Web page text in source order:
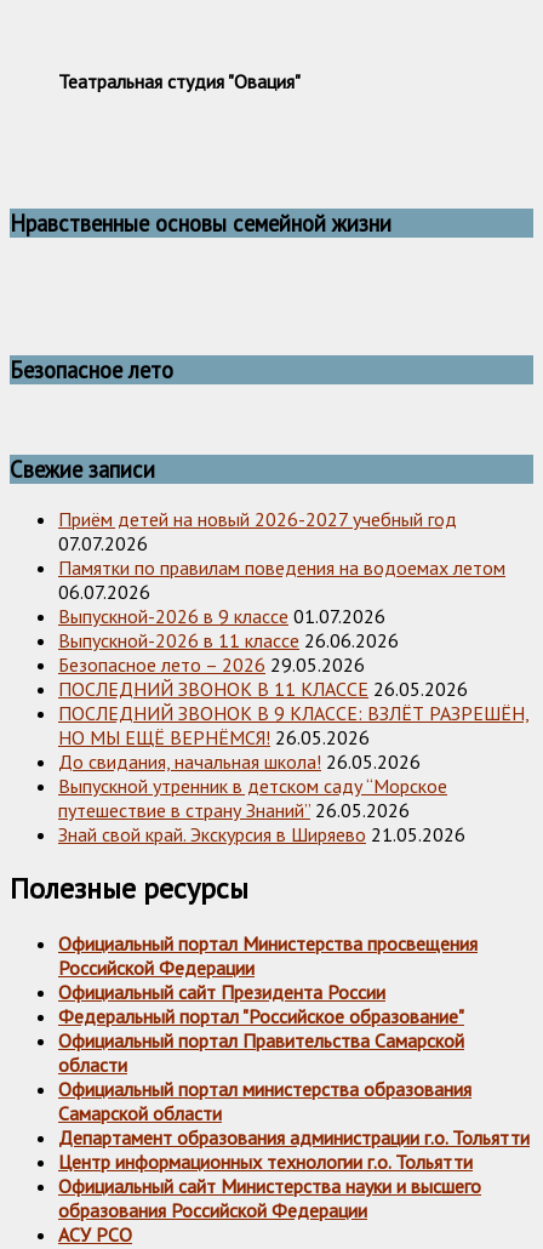
Театральная студия "Овация"
Нравственные основы семейной жизни
Безопасное лето
Свежие записи
Приём детей на новый 2026-2027 учебный год
07.07.2026
Памятки по правилам поведения на водоемах летом
06.07.2026
Выпускной-2026 в 9 классе 01.07.2026
Выпускной-2026 в 11 классе 26.06.2026
Безопасное лето – 2026 29.05.2026
ПОСЛЕДНИЙ ЗВОНОК В 11 КЛАССЕ 26.05.2026
ПОСЛЕДНИЙ ЗВОНОК В 9 КЛАССЕ: ВЗЛЁТ РАЗРЕШЁН,
НО МЫ ЕЩЁ ВЕРНЁМСЯ! 26.05.2026
До свидания, начальная школа! 26.05.2026
Выпускной утренник в детском саду “Морское
путешествие в страну Знаний” 26.05.2026
Знай свой край. Экскурсия в Ширяево 21.05.2026
Полезные ресурсы
Официальный портал Министерства просвещения
Российской Федерации
Официальный сайт Президента России
Федеральный портал "Российское образование"
Официальный портал Правительства Самарской
области
Официальный портал министерства образования
Самарской области
Департамент образования администрации г.о. Тольятти
Центр информационных технологии г.о. Тольятти
Официальный сайт Министерства науки и высшего
образования Российской Федерации
АСУ РСО